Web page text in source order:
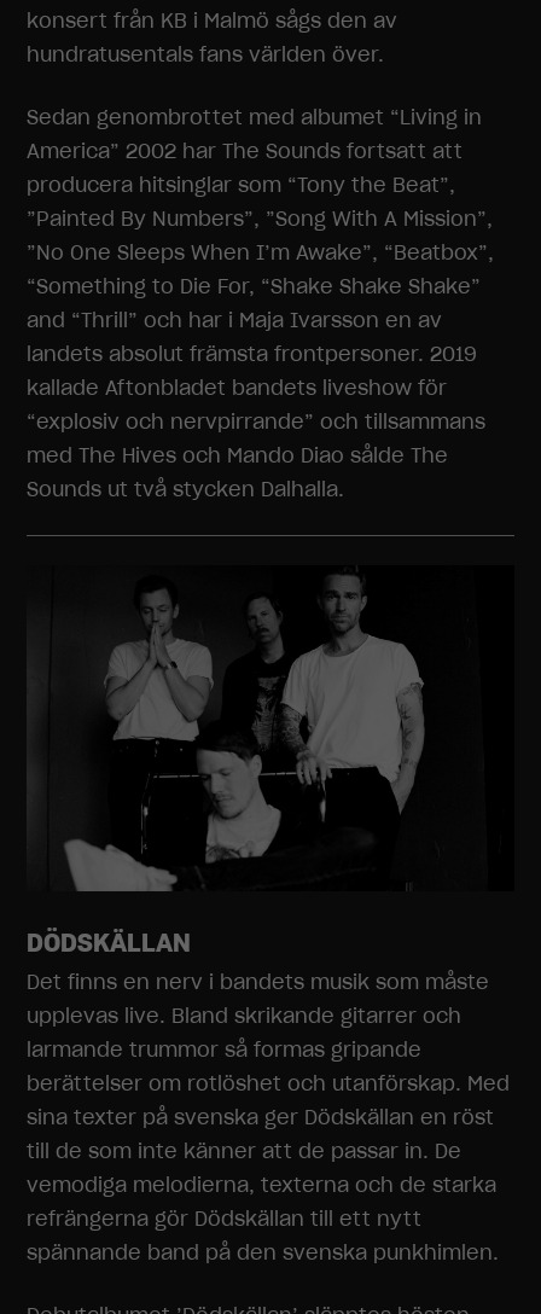
konsert från KB i Malmö sågs den av
hundratusentals fans världen över.
Sedan genombrottet med albumet “Living in
America” 2002 har The Sounds fortsatt att
producera hitsinglar som “Tony the Beat”,
”Painted By Numbers”, ”Song With A Mission”,
”No One Sleeps When I’m Awake”, “Beatbox”,
“Something to Die For, “Shake Shake Shake”
and “Thrill” och har i Maja Ivarsson en av
landets absolut främsta frontpersoner. 2019
kallade Aftonbladet bandets liveshow för
“explosiv och nervpirrande” och tillsammans
med The Hives och Mando Diao sålde The
Sounds ut två stycken Dalhalla.
DÖDSKÄLLAN
Det finns en nerv i bandets musik som måste
upplevas live. Bland skrikande gitarrer och
larmande trummor så formas gripande
berättelser om rotlöshet och utanförskap. Med
sina texter på svenska ger Dödskällan en röst
till de som inte känner att de passar in. De
vemodiga melodierna, texterna och de starka
refrängerna gör Dödskällan till ett nytt
spännande band på den svenska punkhimlen.